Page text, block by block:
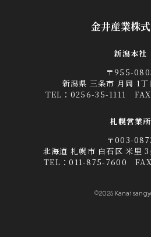
金井産業株
新潟本社
〒955-
新潟県 三条市 月岡 1
TEL： 0256-35-1111
札幌営業所
〒003-
北海道 札幌市 白石区 米里
TEL：011-875-7600
©2025 Kanai